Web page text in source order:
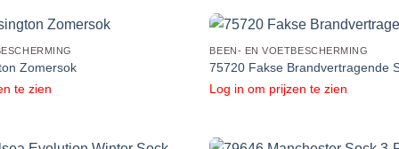
Zomersok
te zien
BEEN- EN VOETBESCHERMING
75720 Fakse Brandvertragende
Log in om prijzen te zien